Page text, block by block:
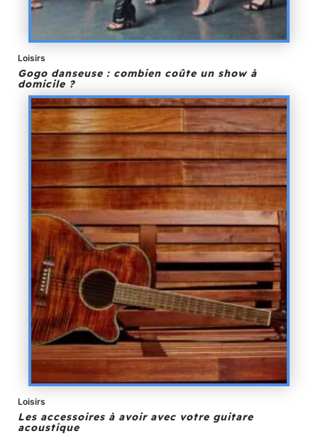
Loisirs
Gogo danseuse : combien coûte un show à
domicile ?
Loisirs
Les accessoires à avoir avec votre guitare
acoustique